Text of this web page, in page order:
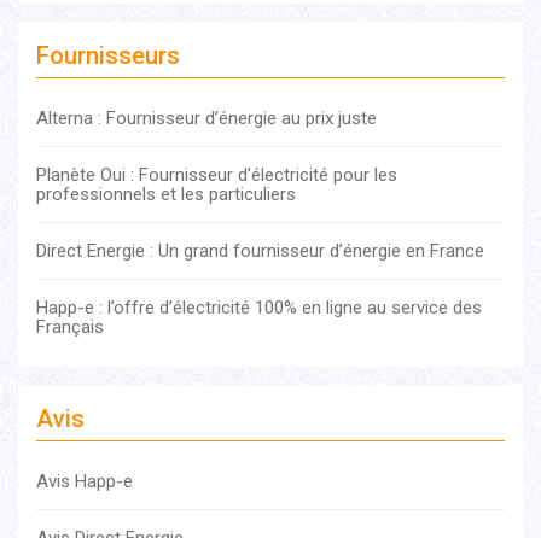
Fournisseurs
Alterna : Fournisseur d’énergie au prix juste
Planète Oui : Fournisseur d’électricité pour les
professionnels et les particuliers
Direct Energie : Un grand fournisseur d’énergie en France
Happ-e : l’offre d’électricité 100% en ligne au service des
Français
Avis
Avis Happ-e